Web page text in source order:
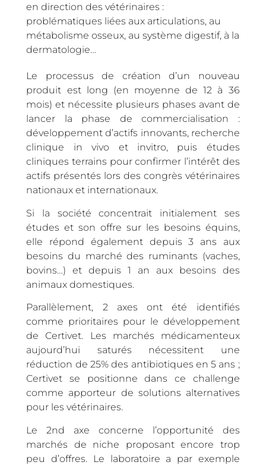
en direction des vétérinaires :
problématiques liées aux articulations, au
métabolisme osseux, au système digestif, à la
dermatologie…
Le processus de création d’un nouveau
produit est long (en moyenne de 12 à 36
mois) et nécessite plusieurs phases avant de
lancer la phase de commercialisation :
développement d’actifs innovants, recherche
clinique in vivo et invitro, puis études
cliniques terrains pour confirmer l’intérêt des
actifs présentés lors des congrès vétérinaires
nationaux et internationaux.
Si la société concentrait initialement ses
études et son offre sur les besoins équins,
elle répond également depuis 3 ans aux
besoins du marché des ruminants (vaches,
bovins…) et depuis 1 an aux besoins des
animaux domestiques.
Parallèlement, 2 axes ont été identifiés
comme prioritaires pour le développement
de Certivet. Les marchés médicamenteux
aujourd’hui saturés nécessitent une
réduction de 25% des antibiotiques en 5 ans ;
Certivet se positionne dans ce challenge
comme apporteur de solutions alternatives
pour les vétérinaires.
Le 2nd axe concerne l’opportunité des
marchés de niche proposant encore trop
peu d’offres. Le laboratoire a par exemple